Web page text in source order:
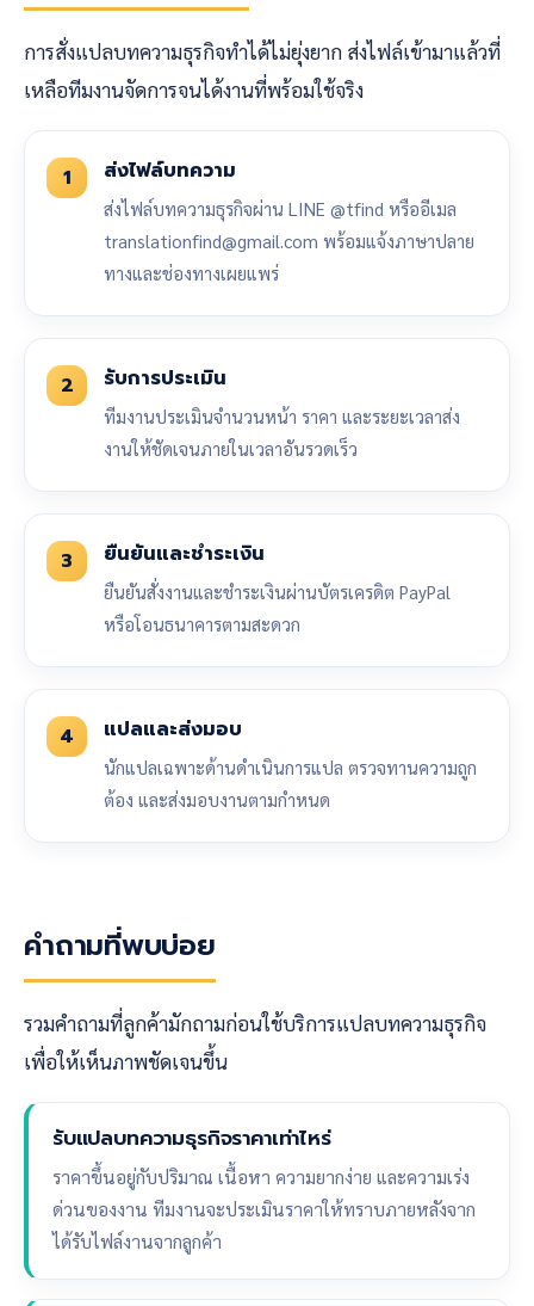
การสั่งแปลบทความธุรกิจทำได้ไม่ยุ่งยาก ส่งไฟล์เข้ามาแล้วที่
เหลือทีมงานจัดการจนได้งานที่พร้อมใช้จริง
1 ส่งไฟล์บทความ
ส่งไฟล์บทความธุรกิจผ่าน LINE @tfind หรืออีเมล
translationfind@gmail.com พร้อมแจ้งภาษาปลาย
ทางและช่องทางเผยแพร่
2 รับการประเมิน
ทีมงานประเมินจำนวนหน้า ราคา และระยะเวลาส่ง
งานให้ชัดเจนภายในเวลาอันรวดเร็ว
3 ยืนยันและชำระเงิน
ยืนยันสั่งงานและชำระเงินผ่านบัตรเครดิต PayPal
หรือโอนธนาคารตามสะดวก
4 แปลและส่งมอบ
นักแปลเฉพาะด้านดำเนินการแปล ตรวจทานความถูก
ต้อง และส่งมอบงานตามกำหนด
คำถามที่พบบ่อย
รวมคำถามที่ลูกค้ามักถามก่อนใช้บริการแปลบทความธุรกิจ
เพื่อให้เห็นภาพชัดเจนขึ้น
รับแปลบทความธุรกิจราคาเท่าไหร่
ราคาขึ้นอยู่กับปริมาณ เนื้อหา ความยากง่าย และความเร่ง
ด่วนของงาน ทีมงานจะประเมินราคาให้ทราบภายหลังจาก
ได้รับไฟล์งานจากลูกค้า